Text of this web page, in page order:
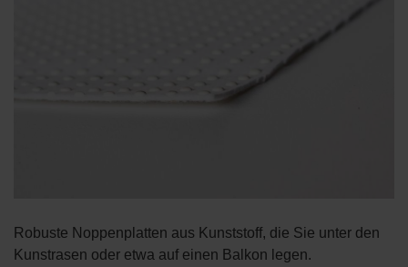
Robuste Noppenplatten aus Kunststoff, die Sie unter den
Kunstrasen oder etwa auf einen Balkon legen.